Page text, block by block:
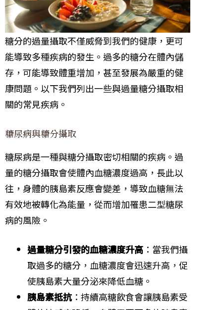
糖分的過量攝取不僅威脅到我們的健康，更可
能導致多種疾病的發生。過多的糖分在體內儲
存，可能導致體重增加，甚至發展為嚴重的健
康問題。以下我們列出一些與過量糖分攝取相
關的常見疾病。
糖尿病與糖分攝取
糖尿病是一種與糖分攝取密切相關的疾病。過
量的糖分攝取會使體內血糖濃度過高，長此以
往，身體的胰島素反應會變差，導致血糖無法
有效地被轉化為能量，從而增加罹患二型糖尿
病的風險。
過量糖分引發的血糖濃度升高 ：當我們攝
取過多的糖分，血糖濃度會迅速升高，促
使胰島素大量分泌來降低血糖。
胰島素抵抗：持續高糖飲食會讓胰島素受